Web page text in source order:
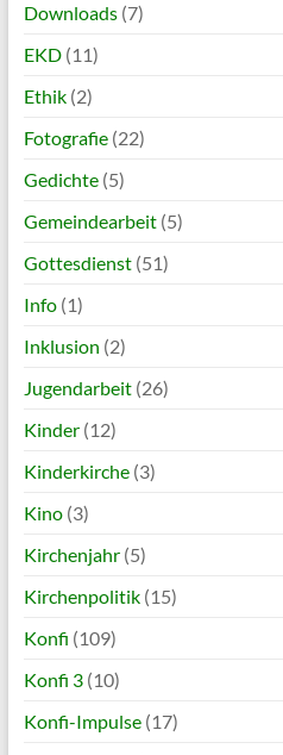
Downloads(7)
EKD(11)
Ethik(2)
Fotografie(22)
Gedichte(5)
Gemeindearbeit(5)
Gottesdienst(51)
Info(1)
Inklusion (2)
Jugendarbeit(26)
Kinder(12)
Kinderkirche(3)
Kino(3)
Kirchenjahr(5)
Kirchenpolitik(15)
Konfi (109)
Konfi 3(10)
Konfi-Impulse(17)